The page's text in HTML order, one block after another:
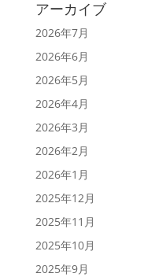
アーカイブ
2026年7月
2026年6月
2026年5月
2026年4月
2026年3月
2026年2月
2026年1月
2025年12月
2025年11月
2025年10月
2025年9月